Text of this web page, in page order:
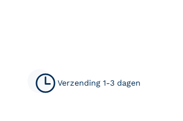
Verzending 1-3 dagen